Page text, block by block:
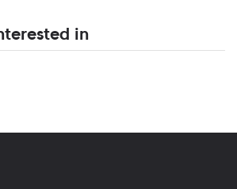
in